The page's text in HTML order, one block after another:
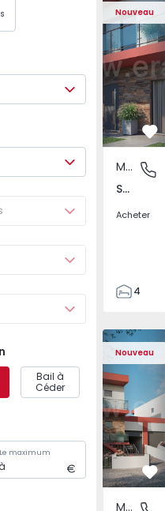
Bail à
Céder
Le maximum
122
1
-1
Nouveau
São
Maison Jumelée
São João das Lampas e Terrugem, Lisboa
Acheter
4
135
193
240
Nouveau
Maison Jumelée T4
Maison
Maison Jumelée